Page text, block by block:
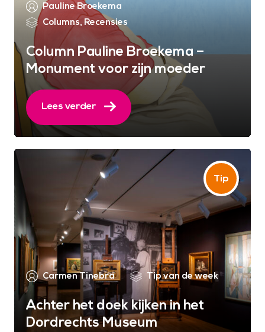
Pauline Broekema
Columns, Recensies
Column Pauline Broekema –
Monument voor zijn moeder
Lees verder
Carmen Tinebra Tip van de week
Achter het doek kijken in het
Dordrechts Museum